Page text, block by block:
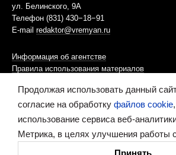
ул. Белинского, 9А
Телефон (831) 430−18−91
E-mail redaktor@vremyan.ru
Информация об агентстве
Правила использования материалов
Информационная политика использования
Ресурс содержит материалы 16+
Продолжая использовать данный
согласие на обработку файлов cookie
использование сервиса веб-
Метрика, в целях улучшения работы
Принять